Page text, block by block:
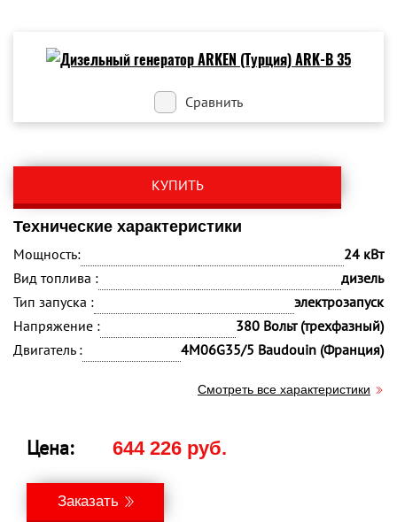
Сравнить
КУПИТЬ
Технические характеристики
Мощность:
24 кВт
Вид топлива :
дизель
Тип запуска :
электрозапуск
Напряжение :
380 Вольт (трехфазный)
Двигатель :
4M06G35/5 Baudouin (Франция)
Смотреть все характеристики
Цена: 644 226 руб.
Заказать